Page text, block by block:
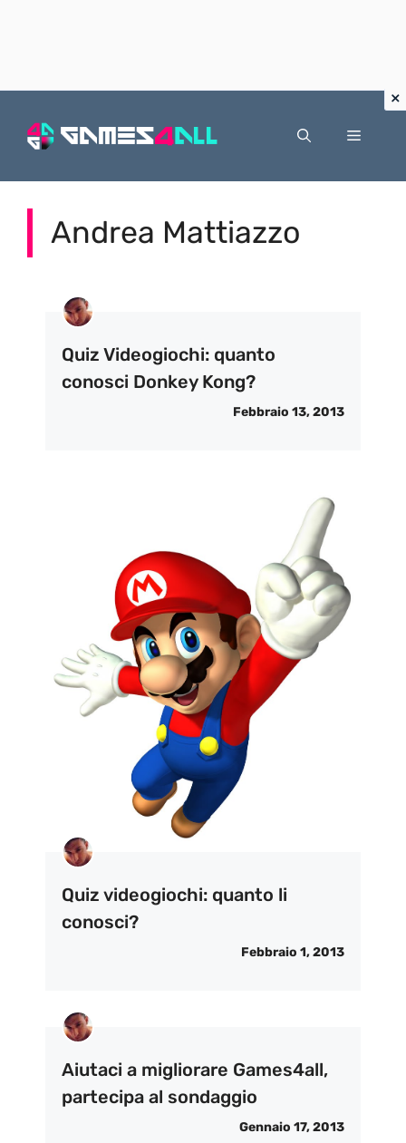
Menu
Andrea Mattiazzo
Quiz Videogiochi: quanto
conosci Donkey Kong?
Febbraio 13, 2013
Quiz videogiochi: quanto li
conosci?
Febbraio 1, 2013
Aiutaci a migliorare Games4all,
partecipa al sondaggio
Gennaio 17, 2013